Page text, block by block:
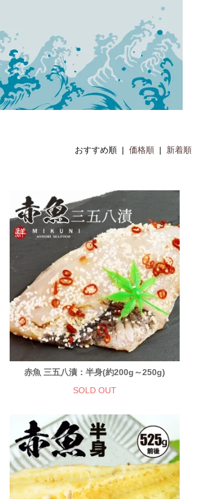
おすすめ順 |価格順 | 新着順
赤魚 三五八漬：半身(約200g～250g)
SOLD OUT